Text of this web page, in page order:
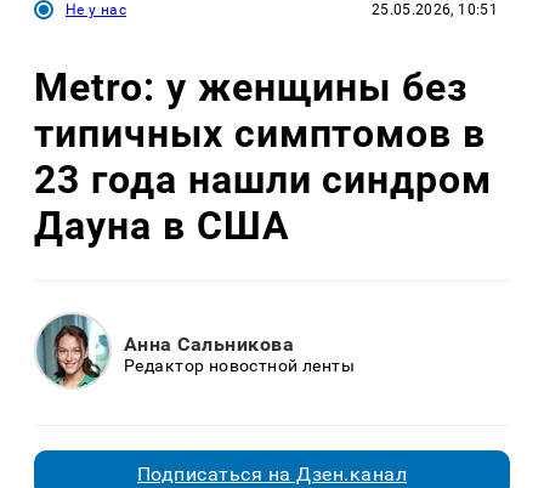
Не у нас 25.05.2026, 10:51
Metro: у женщины без
типичных симптомов в
23 года нашли синдром
Дауна в США
Анна Сальникова
Редактор новостной ленты
Подписаться на Дзен.канал